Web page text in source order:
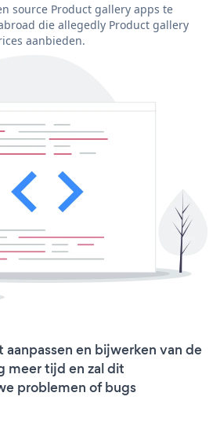
source Product gallery apps te
die allegedly Product gallery
aanbieden.
en bijwerken van de
meer tijd en zal dit
problemen of bugs